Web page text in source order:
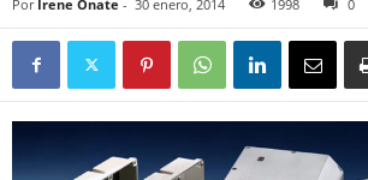
Por Irene Onate - 30 enero, 2014 1998 0